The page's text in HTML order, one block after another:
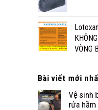
VÒNG
Bài viết mới
Vệ sinh
rửa